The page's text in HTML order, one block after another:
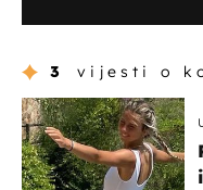
3 vijesti o